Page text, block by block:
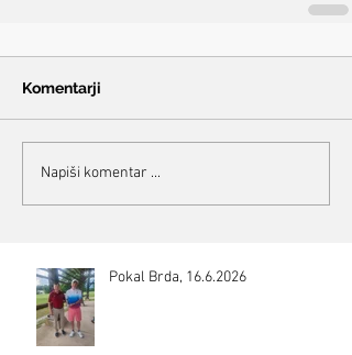
Komentarji
Napiši komentar ...
Pokal Brda, 16.6.2026